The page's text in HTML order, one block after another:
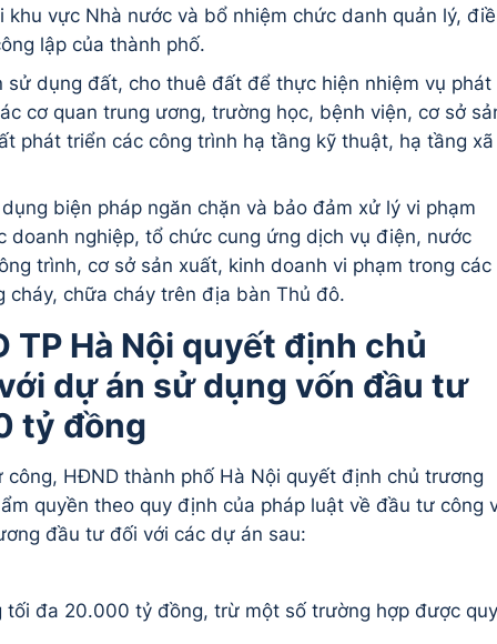
vực Nhà nước và bổ nhiệm chức danh quản lý,
lập của thành phố.
sử dụng đất, cho thuê đất để thực hiện nhiệm vụ phát
cơ quan trung ương, trường học, bệnh viện, cơ sở
phát triển các công trình hạ tầng kỹ thuật, hạ tầng xã
biện pháp ngăn chặn và bảo đảm xử lý vi phạm
doanh nghiệp, tổ chức cung ứng dịch vụ điện, nước
trình, cơ sở sản xuất, kinh doanh vi phạm trong các
chữa cháy trên địa bàn Thủ đô.
TP Hà Nội quyết định chủ
dự án sử dụng vốn đầu tư
tỷ đồng
HĐND thành phố Hà Nội quyết định chủ trương
quyền theo quy định của pháp luật về đầu tư công
đầu tư đối với các dự án sau:
đa 20.000 tỷ đồng, trừ một số trường hợp được quy